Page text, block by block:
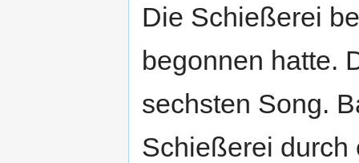
Die Schießerei
begonnen hatte.
sechsten Song.
Schießerei durch